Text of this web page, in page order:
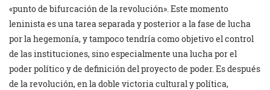
«punto de bifurcación de la revolución». Este momento
leninista es una tarea separada y posterior a la fase de lucha
por la hegemonía, y tampoco tendría como objetivo el control
de las instituciones, sino especialmente una lucha por el
poder político y de definición del proyecto de poder. Es después
de la revolución, en la doble victoria cultural y política,